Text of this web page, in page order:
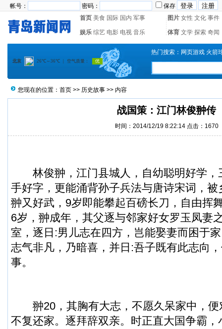
帐号： 密码：
保存
首页 美食 国际 国内 军事 图片 女性 文化 事件
娱乐 综艺 电影 电视 音乐 体育 文学 探索 奇闻
热门搜索： 网页游戏 火箭
您现在的位置： 首页 >> 历史故事 >> 内容
战国策：江门林俊翀传
时间：2014/12/19 8:22:14 点击：1670
林俊翀，江门县城人，自幼聪明好学，
手好字，更能涌背孙子兵法与唐诗宋词，
翀又好武，9岁即能攀起百磅长刀，自由挥
6岁，翀成年，其父逐与邻家好女罗玉凤妻
室，逐日:男儿志在四方，岂能娶妻而困于
志气非凡，乃暗喜，并日:吾子既有此志向
事。
翀20，其胸有大志，不愿久呆家中，便
不复还家。逐拜辞双亲。时正直大国争霸